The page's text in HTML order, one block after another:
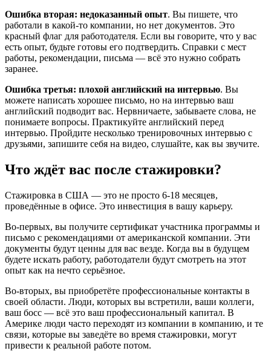
Ошибка вторая: недоказанный опыт. Вы пишете, что
работали в какой-то компании, но нет документов. Это
красный флаг для работодателя. Если вы говорите, что у вас
есть опыт, будьте готовы его подтвердить. Справки с мест
работы, рекомендации, письма — всё это нужно собрать
заранее.
Ошибка третья: плохой английский на интервью. Вы
можете написать хорошее письмо, но на интервью ваш
английский подводит вас. Нервничаете, забываете слова, не
понимаете вопросы. Практикуйте английский перед
интервью. Пройдите несколько тренировочных интервью с
друзьями, запишите себя на видео, слушайте, как вы звучите.
Что ждёт вас после стажировки?
Стажировка в США — это не просто 6-18 месяцев,
проведённые в офисе. Это инвестиция в вашу карьеру.
Во-первых, вы получите сертификат участника программы и
письмо с рекомендациями от американской компании. Эти
документы будут ценны для вас везде. Когда вы в будущем
будете искать работу, работодатели будут смотреть на этот
опыт как на нечто серьёзное.
Во-вторых, вы приобретёте профессиональные контакты в
своей области. Люди, которых вы встретили, ваши коллеги,
ваш босс — всё это ваш профессиональный капитал. В
Америке люди часто переходят из компании в компанию, и те
связи, которые вы заведёте во время стажировки, могут
привести к реальной работе потом.